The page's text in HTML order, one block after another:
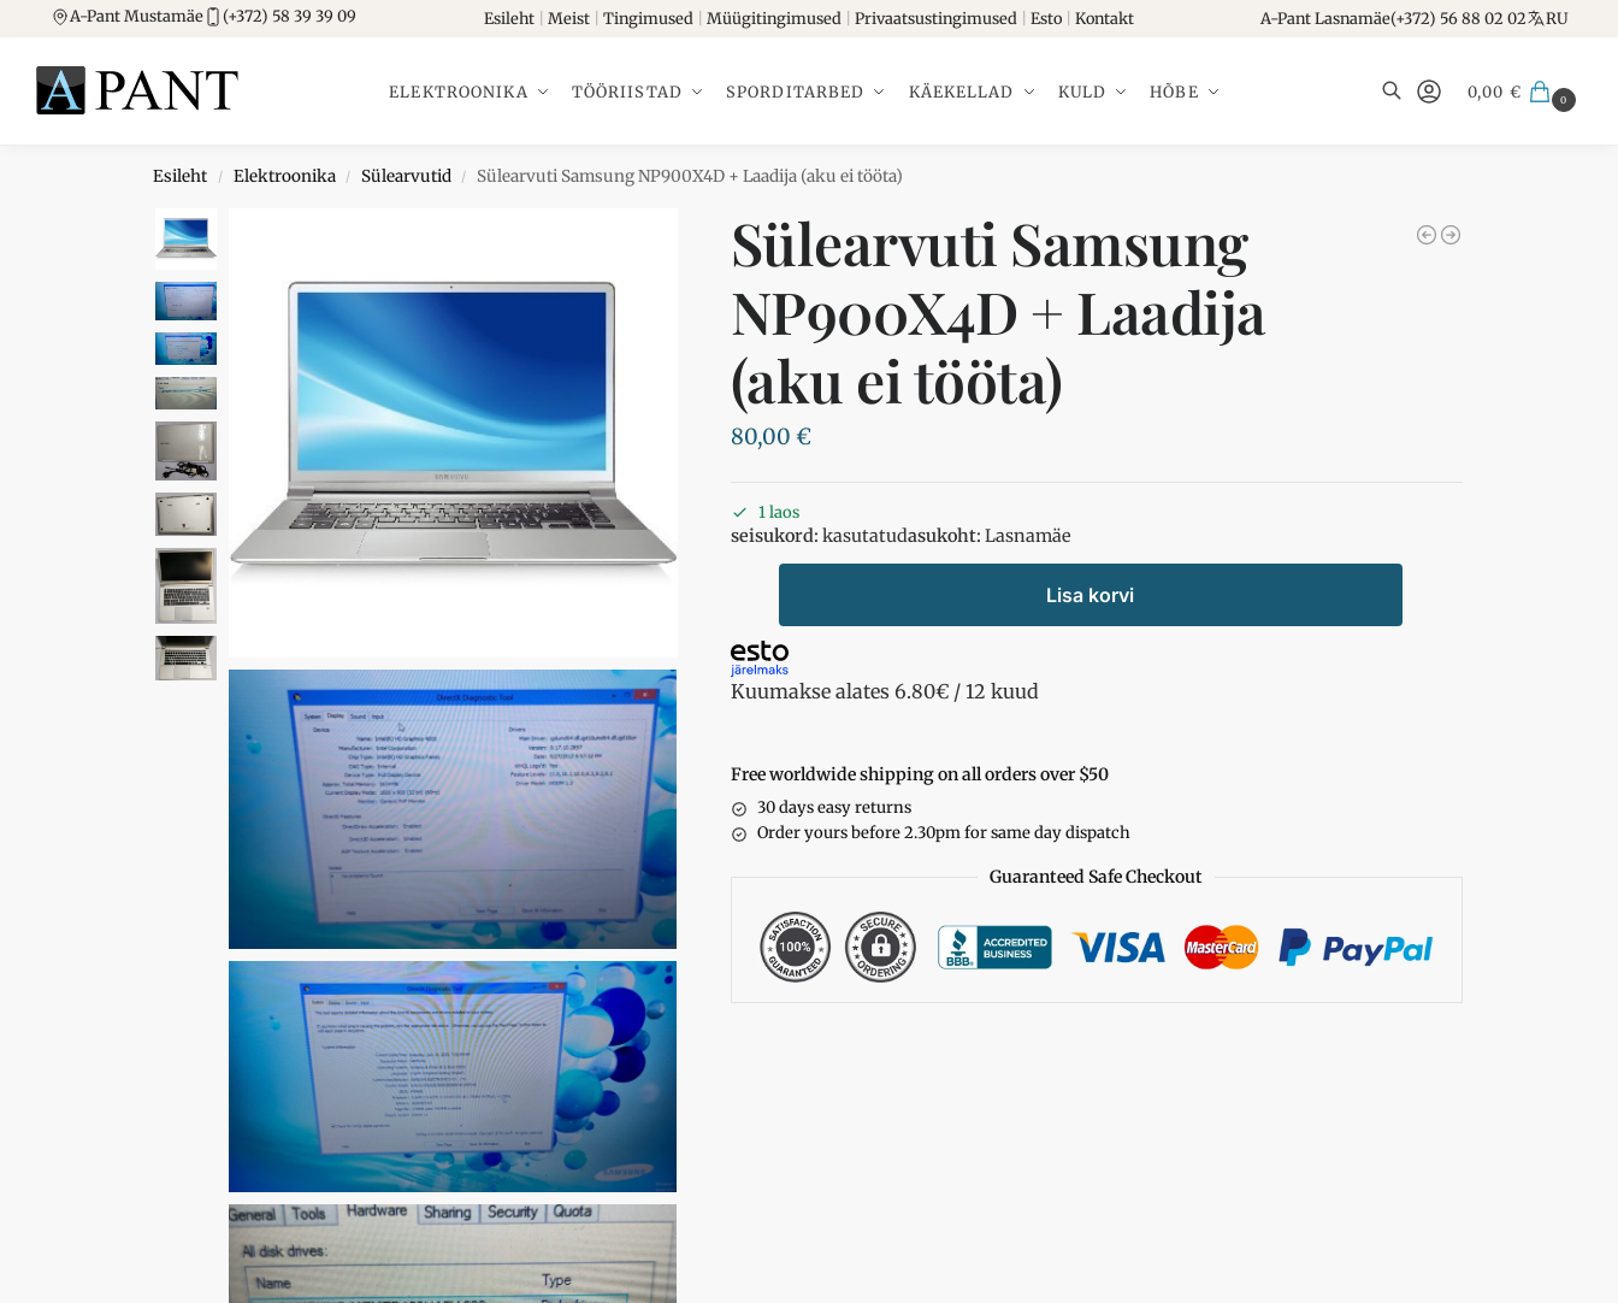
A-Pant Mustamäe (+372) 58 39 39 09 Esileht Meist Tingimused Müügitingimused Privaatsustingimused Esto Kontakt A-Pant Lasnamäe(+372) 56 88 02 02 RU
ELEKTROONIKA TÖÖRIISTAD SPORDITARBED KÄEKELLAD KULD HÕBE
Otsing
0,00 € 0
Esileht / Elektroonika / Sülearvutid / Sülearvuti Samsung NP900X4D + Laadija (aku ei tööta)
Sülearvuti Samsung
NP900X4D + Laadija
(aku ei tööta)
80,00 €
1 laos
seisukord: kasutatudasukoht: Lasnamäe
Lisa korvi
Kuumakse alates 6.80€ / 12 kuud
Free worldwide shipping on all orders over $50
30 days easy returns
Order yours before 2.30pm for same day dispatch
Guaranteed Safe Checkout